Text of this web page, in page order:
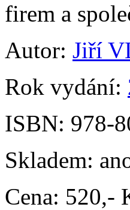
firem a
Autor: Jiří
Rok vydání:
ISBN: 978-
Skladem:
Cena: 520,-